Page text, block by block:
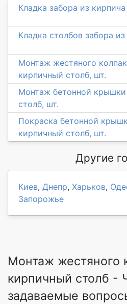
Кладка забора из
Кладка столбов забора
Монтаж жестяного
кирпичный столб, шт.
Монтаж бетонной
столб, шт.
Покраска бетонной
кирпичный столб, шт.
Другие
Киев, Днепр, Харьков,
Запорожье
Монтаж жестяного
кирпичный столб -
задаваемые